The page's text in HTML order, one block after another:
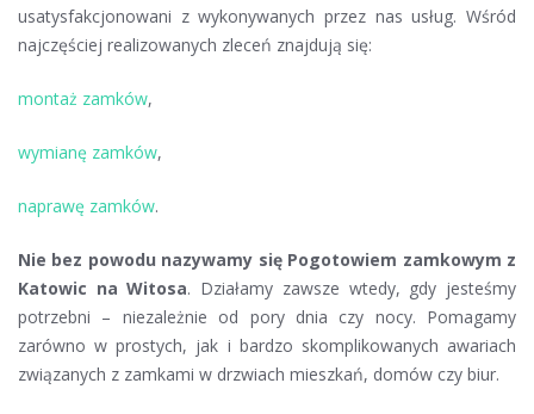
usatysfakcjonowani z wykonywanych przez nas usług. Wśród
najczęściej realizowanych zleceń znajdują się:
montaż zamków,
wymianę zamków,
naprawę zamków.
Nie bez powodu nazywamy się Pogotowiem zamkowym z
Katowic na Witosa. Działamy zawsze wtedy, gdy jesteśmy
potrzebni – niezależnie od pory dnia czy nocy. Pomagamy
zarówno w prostych, jak i bardzo skomplikowanych awariach
związanych z zamkami w drzwiach mieszkań, domów czy biur.